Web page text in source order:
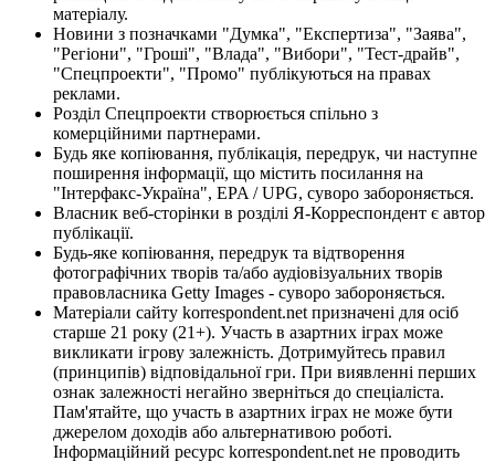
матеріалу.
Новини з позначками "Думка", "Експертиза", "Заява",
"Регіони", "Гроші", "Влада", "Вибори", "Тест-драйв",
"Спецпроекти", "Промо" публікуються на правах
реклами.
Розділ Спецпроекти створюється спільно з
комерційними партнерами.
Будь яке копіювання, публікація, передрук, чи наступне
поширення інформації, що містить посилання на
"Інтерфакс-Україна", EPA / UPG, суворо забороняється.
Власник веб-сторінки в розділі Я-Корреспондент є автор
публікації.
Будь-яке копіювання, передрук та відтворення
фотографічних творів та/або аудіовізуальних творів
правовласника Getty Images - суворо забороняється.
Матеріали сайту korrespondent.net призначені для осіб
старше 21 року (21+). Участь в азартних іграх може
викликати ігрову залежність. Дотримуйтесь правил
(принципів) відповідальної гри. При виявленні перших
ознак залежності негайно зверніться до спеціаліста.
Пам'ятайте, що участь в азартних іграх не може бути
джерелом доходів або альтернативою роботі.
Інформаційний ресурс korrespondent.net не проводить